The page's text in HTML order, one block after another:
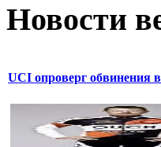
Новости
UCI опроверг обвинения